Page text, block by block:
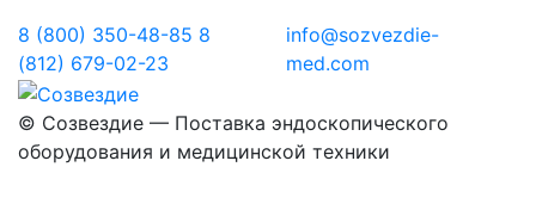
8 (800) 350-48-85 8
(812) 679-02-23
info@sozvezdie-
med.com
© Созвездие — Поставка эндоскопического
оборудования и медицинской техники